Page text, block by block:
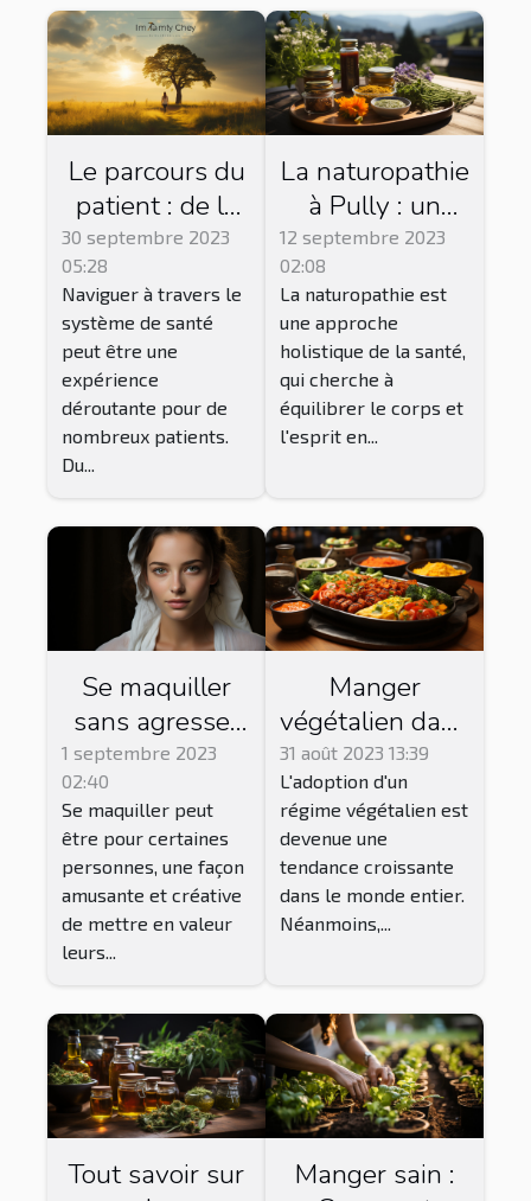
Le parcours du
patient : de la
consultation à
convalescence
30 septembre 2023
05:28
Naviguer à travers le
système de santé
peut être une
expérience
déroutante pour de
nombreux patients.
Du...
La naturopathie
à Pully : un
chemin vers
l'équilibre
12 septembre 2023
02:08
La naturopathie est
une approche
holistique de la santé,
qui cherche à
équilibrer le corps et
l'esprit en...
Se maquiller
sans agresser
ou abîmer la
peau du visage
: procédé et
conseils
1 septembre 2023
02:40
Se maquiller peut
être pour certaines
personnes, une façon
amusante et créative
de mettre en valeur
leurs...
Manger
végétalien dans
les restaurants
traditionnels:
est-ce
possible?
31 août 2023 13:39
L'adoption d'un
régime végétalien est
devenue une
tendance croissante
dans le monde entier.
Néanmoins,...
Tout savoir sur
Manger sain :